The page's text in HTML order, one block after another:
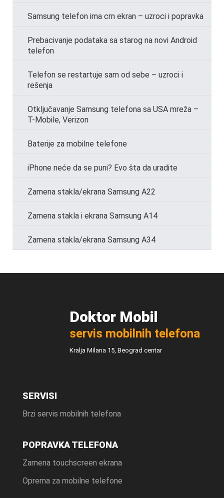
Samsung telefon ima crn ekran – uzroci i popravka
Prebacivanje podataka sa starog na novi Android
telefon
Telefon se restartuje sam od sebe – uzroci i
rešenja
Otključavanje Samsung telefona sa USA mreža –
T-Mobile, Verizon
Baterije za mobilne telefone
iPhone neće da se puni? Evo šta da uradite
Zamena stakla/ekrana Samsung A22
Zamena stakla i ekrana Samsung A14
Zamena stakla/ekrana Samsung A34
Doktor Mobil
servis mobilnih telefona
Kralja Milana 15, Beograd centar
SERVISI
Brzi servis mobilnih telefona
POPRAVKA TELEFONA
Zamena touchscreen ekrana
Oprema za mobilne telefone